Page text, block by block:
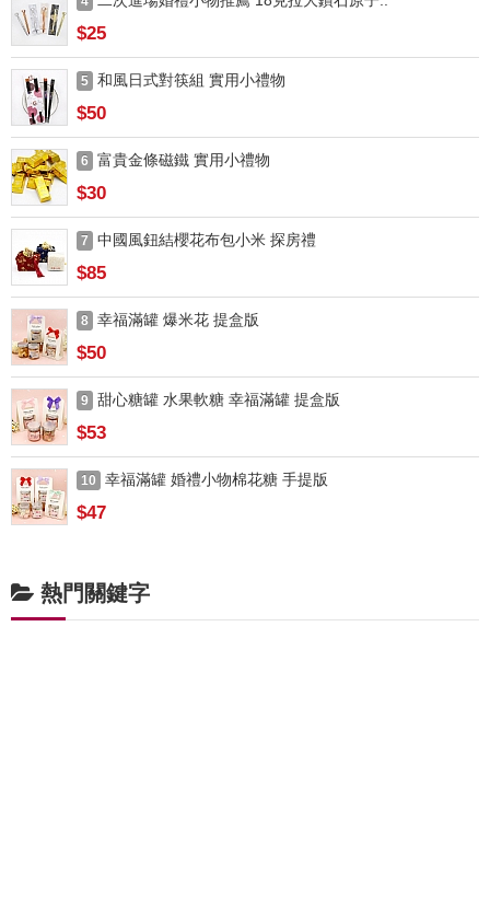
$25
5 和風日式對筷組 實用小禮物
$50
6 富貴金條磁鐵 實用小禮物
$30
7 中國風鈕結櫻花布包小米 探房禮
$85
8 幸福滿罐 爆米花 提盒版
$50
9 甜心糖罐 水果軟糖 幸福滿罐 提盒版
$53
10 幸福滿罐 婚禮小物棉花糖 手提版
$47
熱門關鍵字